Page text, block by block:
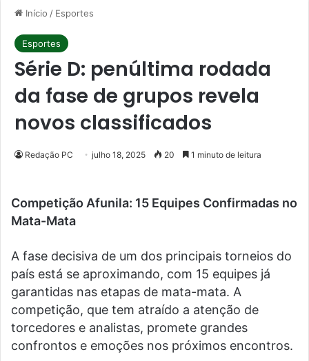
Início / Esportes
Esportes
Série D: penúltima rodada
da fase de grupos revela
novos classificados
Redação PC julho 18, 2025 20 1 minuto de leitura
Competição Afunila: 15 Equipes Confirmadas no
Mata-Mata
A fase decisiva de um dos principais torneios do
país está se aproximando, com 15 equipes já
garantidas nas etapas de mata-mata. A
competição, que tem atraído a atenção de
torcedores e analistas, promete grandes
confrontos e emoções nos próximos encontros.